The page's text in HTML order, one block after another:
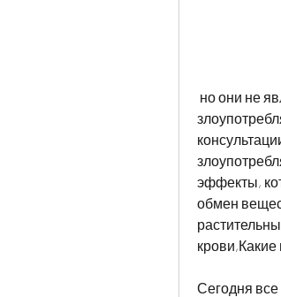
эффекты,
обмен
Сегодня